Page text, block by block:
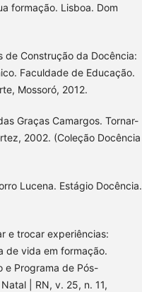
formação. Lisboa. Dom
de Construção da Docência:
Faculdade de Educação.
Mossoró, 2012.
Graças Camargos. Tornar-
2002. (Coleção Docência
Lucena. Estágio Docência.
e trocar experiências:
de vida em formação.
e Programa de Pós-
| RN, v. 25, n. 11,